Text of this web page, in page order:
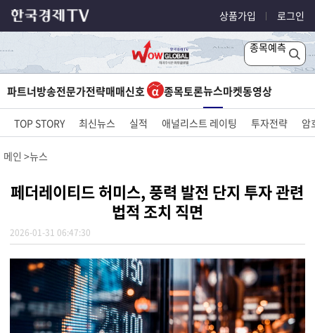
상품가입 로그인
종목예측
파트너방송전문가전략매매신호 종목토론뉴스마켓동영상
TOP STORY 최신뉴스 실적 애널리스트 레이팅 투자전략 암
메인 뉴스
페더레이티드 허미스, 풍력 발전 단지 투자 관련
법적 조치 직면
2026-01-31 06:47:30